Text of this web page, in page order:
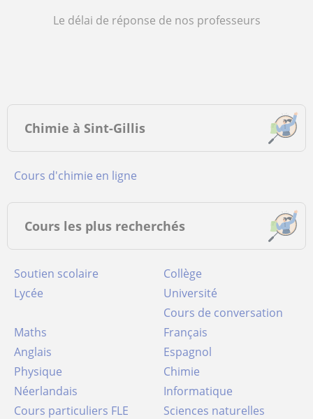
Le délai de réponse de nos professeurs
Chimie à Sint-Gillis
Cours d'chimie en ligne
Cours les plus recherchés
Soutien scolaire
Collège
Lycée
Université
Cours de conversation
Maths
Français
Anglais
Espagnol
Physique
Chimie
Néerlandais
Informatique
Cours particuliers FLE
Sciences naturelles